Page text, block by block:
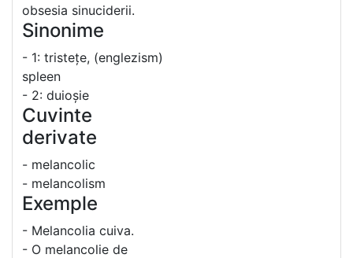
obsesia sinuciderii.
Sinonime
- 1: tristețe, (englezism)
spleen
- 2: duioșie
Cuvinte
derivate
- melancolic
- melancolism
Exemple
- Melancolia cuiva.
- O melancolie de